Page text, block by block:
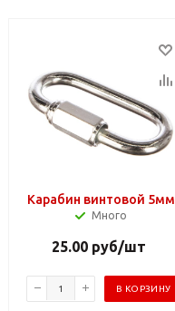
Карабин винтовой 5мм
Много
25.00 руб/шт
В КОРЗИНУ